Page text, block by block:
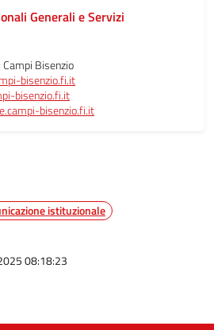
Generali e Servizi
Bisenzio
bisenzio.fi.it
bisenzio.fi.it
bisenzio.fi.it
istituzionale
08:18:23